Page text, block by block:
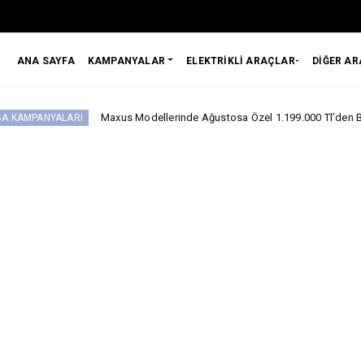
ANA SAYFA KAMPANYALAR ELEKTRİKLİ ARAÇLAR- DİĞER
Maxus Modellerinde Ağustosa Özel 1.199.000 Tl’den Başlayan